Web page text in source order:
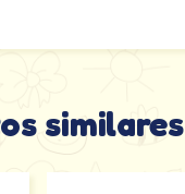
similares